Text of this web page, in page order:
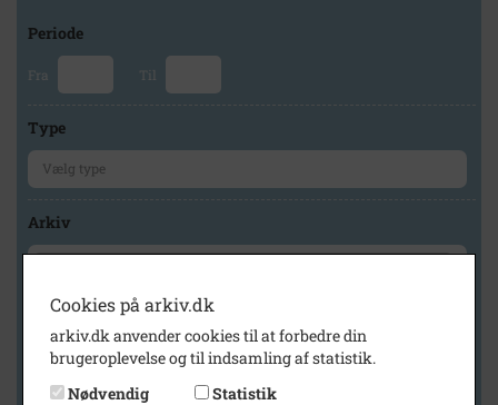
Periode
Fra Til
Type
Arkiv
Geografi
Cookies på arkiv.dk
arkiv.dk anvender cookies til at forbedre din
brugeroplevelse og til indsamling af statistik.
Nødvendig
Statistik